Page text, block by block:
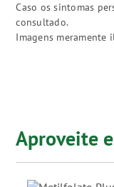
Caso os sintomas
consultado.
Imagens meramente
Aproveite